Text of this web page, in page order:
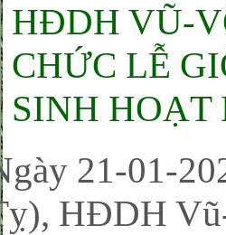
HĐDH VŨ-
CHỨC LỄ
SINH HOẠT
21-01-
HĐDH